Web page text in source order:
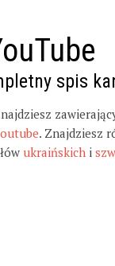
spis
. Znajdziesz
ukraińskich i